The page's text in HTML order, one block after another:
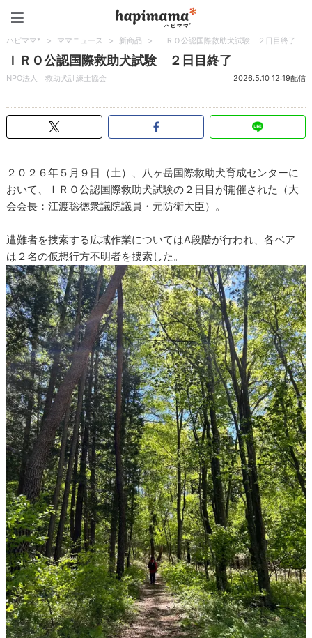
ハピママ* > ママニュース > 新商品 > ＩＲＯ公認国際救助犬試験 ２日目終了
ＩＲＯ公認国際救助犬試験 ２日目終了
NPO法人 救助犬訓練士協会 2026.5.10 12:19配信
２０２６年５月９日（土）、八ヶ岳国際救助犬育成センターに
おいて、ＩＲＯ公認国際救助犬試験の２日目が開催された（大
会会長：江渡聡徳衆議院議員・元防衛大臣）。
遭難者を捜索する広域作業についてはA段階が行われ、各ペア
は２名の仮想行方不明者を捜索した。